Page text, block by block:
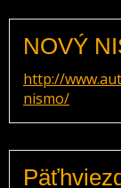
NOVÝ
http://
nismo/